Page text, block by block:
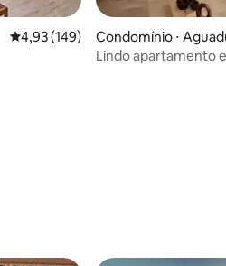
4,93 de uma avaliação média de 5,
4,93 (149)
Condomínio ⋅
Lindo apartamento